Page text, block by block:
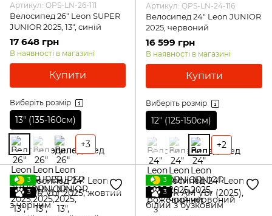
Артикул: OPS-LN-26-111
Велосипед 26" Leon SUPER
JUNIOR 2025, 13", синій
17 648 грн
В наявності в магазині
Купити
Виберіть розмір
13″ (135-160см)
+3
Артикул: OPS-LN-24-116
Велосипед 24" Leon JUNIOR
2025, червоний
16 599 грн
В наявності в магазині
Купити
Виберіть розмір
12″ (125-150см)
+2
3
3
3
3